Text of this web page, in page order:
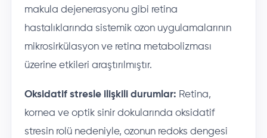
makula dejenerasyonu gibi retina
hastalıklarında sistemik ozon uygulamalarının
mikrosirkülasyon ve retina metabolizması
üzerine etkileri araştırılmıştır.
Oksidatif stresle ilişkili durumlar: Retina,
kornea ve optik sinir dokularında oksidatif
stresin rolü nedeniyle, ozonun redoks dengesi